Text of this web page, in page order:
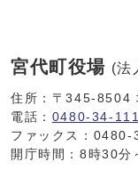
宮代町役場 (法
住所：〒345-8504
電話： 0480-34-
ファックス：
開庁時間：8時30分